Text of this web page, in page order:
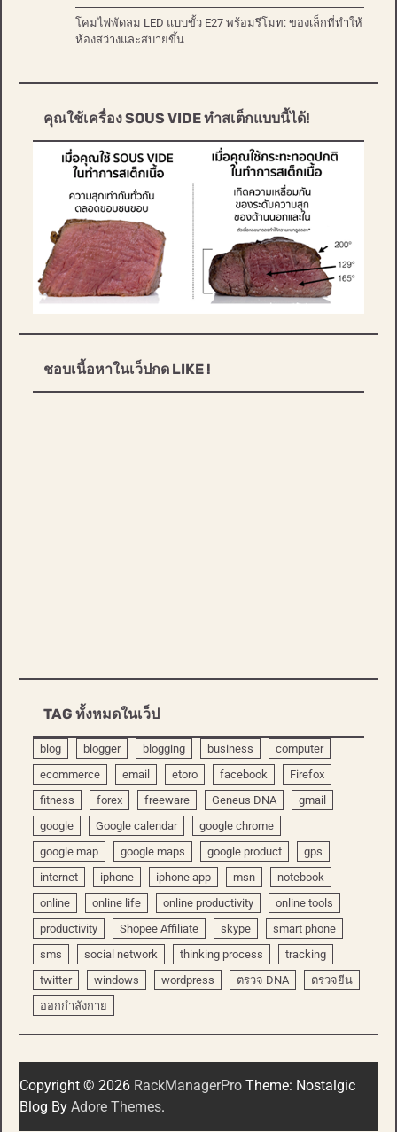
โคมไฟพัดลม LED แบบขั้ว E27 พร้อมรีโมท: ของเล็กที่ทำให้
ห้องสว่างและสบายขึ้น
คุณใช้เครื่อง SOUS VIDE ทำสเต็กแบบนี้ได้!
ชอบเนื้อหาในเว็ปกด LIKE !
TAG ทั้งหมดในเว็ป
blog blogger blogging business
computer
ecommerce
email etoro facebook
Firefox
fitness
forex freeware Geneus DNA
gmail
google
Google calendar
google chrome
google map
google maps google product
gps
internet
iphone iphone app msn
notebook
online
online life online productivity
online tools
productivity
Shopee Affiliate skype
smart phone
sms
social network thinking process
tracking
twitter
windows wordpress ตรวจ DNA
ตรวจยีน
ออกกำลังกาย
Copyright © 2026 RackManagerPro Theme: Nostalgic
Blog By Adore Themes.